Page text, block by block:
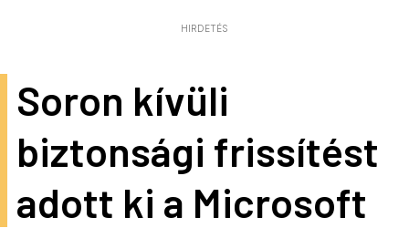
HIRDETÉS
Soron kívüli
biztonsági frissítést
adott ki a Microsoft